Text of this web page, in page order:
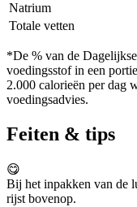
Natrium
Totale vetten
*De % van de
voedingsstof in een
2.000 calorieën per dag
voedingsadvies.
Feiten & tips
😋
Bij het inpakken van de
rijst bovenop.